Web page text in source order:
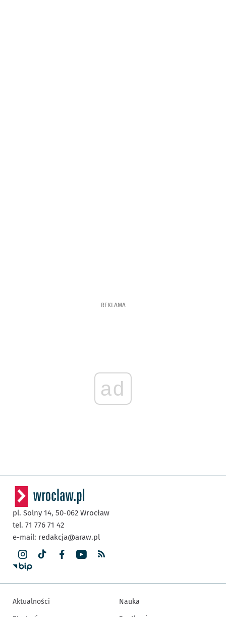
REKLAMA
ad
pl. Solny 14, 50-062 Wrocław
tel. 71 776 71 42
e-mail: redakcja@araw.pl
Aktualności
Nauka